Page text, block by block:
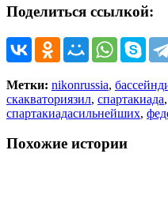
Поделиться ссылкой:
Метки: nikonrussia,
скакваториязил, спартакиада,
спартакиадасильнейших,
Похожие истории